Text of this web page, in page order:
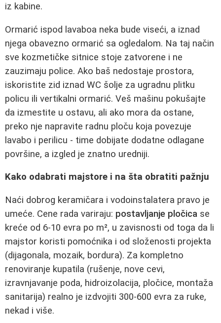
iz kabine.
Ormarić ispod lavaboa neka bude viseći, a iznad
njega obavezno ormarić sa ogledalom. Na taj način
sve kozmetičke sitnice stoje zatvorene i ne
zauzimaju police. Ako baš nedostaje prostora,
iskoristite zid iznad WC šolje za ugradnu plitku
policu ili vertikalni ormarić. Veš mašinu pokušajte
da izmestite u ostavu, ali ako mora da ostane,
preko nje napravite radnu ploču koja povezuje
lavabo i perilicu - time dobijate dodatne odlagane
površine, a izgled je znatno uredniji.
Kako odabrati majstore i na šta obratiti pažnju
Naći dobrog keramičara i vodoinstalatera pravo je
umeće. Cene rada variraju: postavljanje pločica se
kreće od 6-10 evra po m², u zavisnosti od toga da li
majstor koristi pomoćnika i od složenosti projekta
(dijagonala, mozaik, bordura). Za kompletno
renoviranje kupatila (rušenje, nove cevi,
izravnjavanje poda, hidroizolacija, pločice, montaža
sanitarija) realno je izdvojiti 300-600 evra za ruke,
nekad i više.